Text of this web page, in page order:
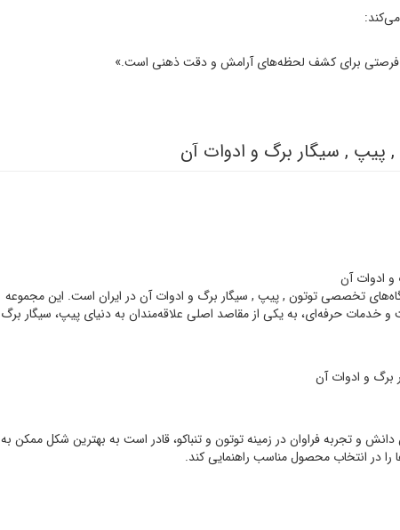
برای کشف لحظه‌های آرامش و دقت ذهنی است.»
, پیپ , سیگار برگ و ادوات آن
و ادوات آن
تخصصی توتون , پیپ , سیگار برگ و ادوات آن در ایران است. این مجموعه
و خدمات حرفه‌ای، به یکی از مقاصد اصلی علاقه‌مندان به دنیای پیپ، سیگار برگ
و تجربه فراوان در زمینه توتون و تنباکو، قادر است به بهترین شکل ممکن به
در انتخاب محصول مناسب راهنمایی کند.